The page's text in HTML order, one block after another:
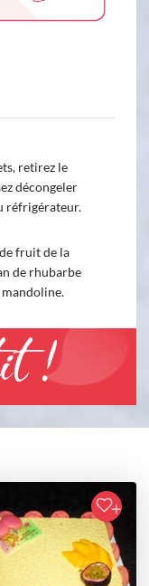
retirez le
décongeler
réfrigérateur.
fruit de la
de rhubarbe
!